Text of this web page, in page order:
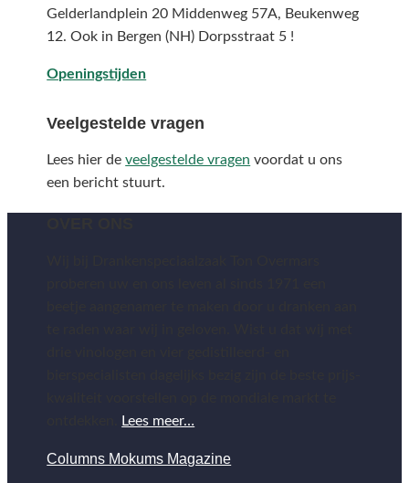
Gelderlandplein 20 Middenweg 57A, Beukenweg
12.Ook in Bergen (NH) Dorpsstraat 5 !
Openingstijden
Veelgestelde vragen
Lees hier deveelgestelde vragen voordat u ons
een bericht stuurt.
Lees meer…
Columns Mokums Magazine